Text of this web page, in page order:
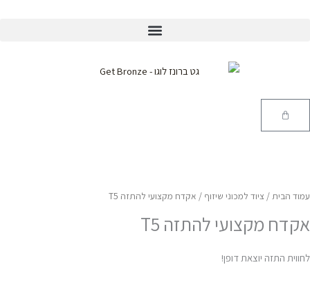
עגלת
קניות
עמוד הבית/ ציוד למכוני שיזוף / אקדח מקצועי להתזה T5
אקדח מקצועי להתזה T5
לחווית התזה יוצאת דופן!